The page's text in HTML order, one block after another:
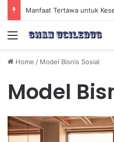
Menu
Home / Model Bisnis Sosial
Model